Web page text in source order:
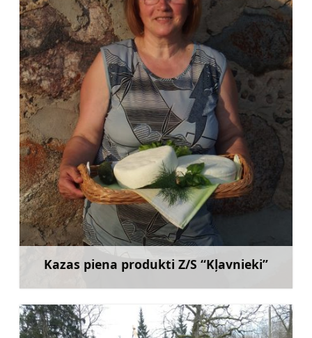
Kazas piena produkti Z/S “Kļavnieki”
Uzzināt vairāk